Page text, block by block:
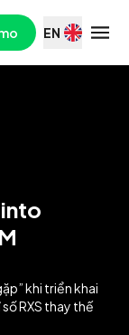
EN
khi triển khai
RXS thay thế